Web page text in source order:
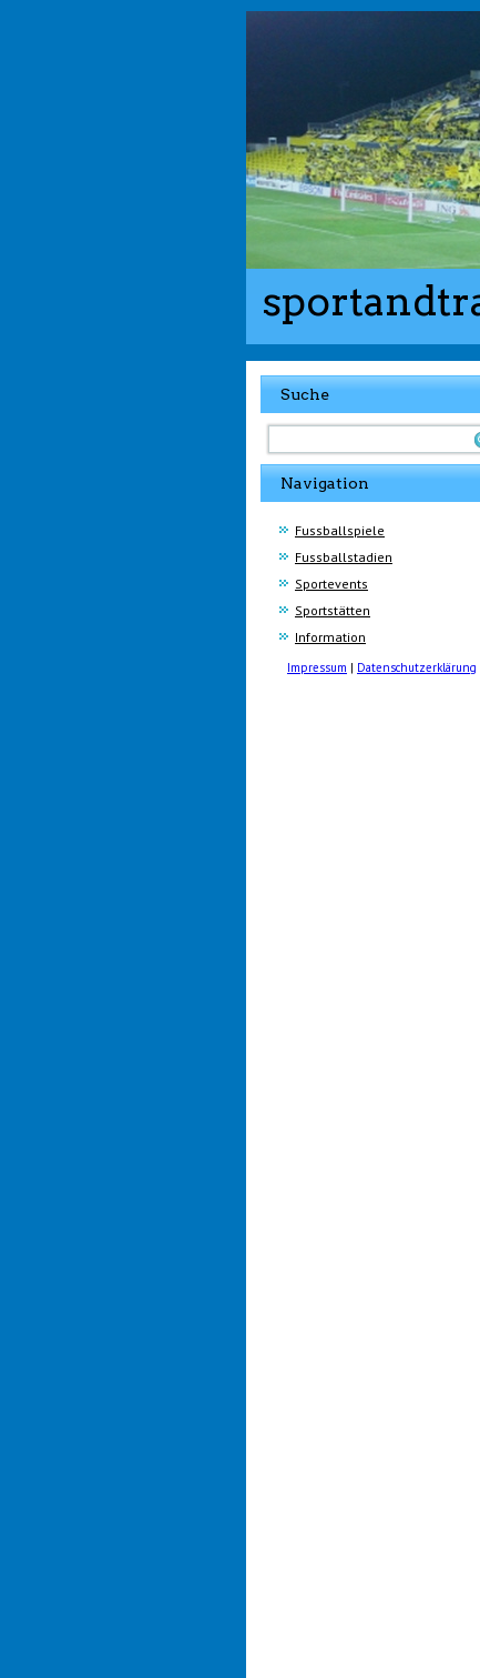
Suche
Navigation
Fussballspiele
Fussballstadien
Sportevents
Sportstätten
Information
Impressum | Datenschutzerklärung